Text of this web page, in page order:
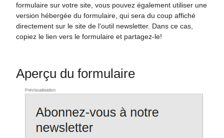
formulaire sur votre site, vous pouvez également utiliser une
version hébergée du formulaire, qui sera du coup affiché
directement sur le site de l'outil newsletter. Dans ce cas,
copiez le lien vers le formulaire et partagez-le!
Aperçu du formulaire